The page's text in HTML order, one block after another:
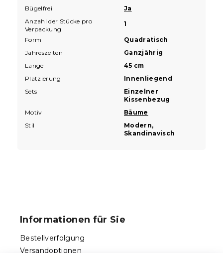
Bügelfrei
Ja
Anzahl der Stücke pro
Verpackung
1
Form
Quadratisch
Jahreszeiten
Ganzjährig
Länge
45 cm
Platzierung
Innenliegend
Sets
Einzelner
Kissenbezug
Motiv
Bäume
Stil
Modern,
Skandinavisch
Informationen für Sie
Bestellverfolgung
Versandoptionen